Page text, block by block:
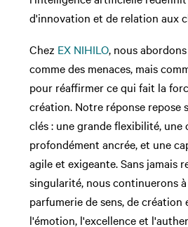
d'innovation et de relation aux
Chez EX NIHILO, nous
comme des menaces, mais
pour réaffirmer ce qui fait la
création. Notre réponse repose
clés : une grande flexibilité,
profondément ancrée, et une
agile et exigeante. Sans jamais
singularité, nous continuerons
parfumerie de sens, de création
l'émotion, l'excellence et